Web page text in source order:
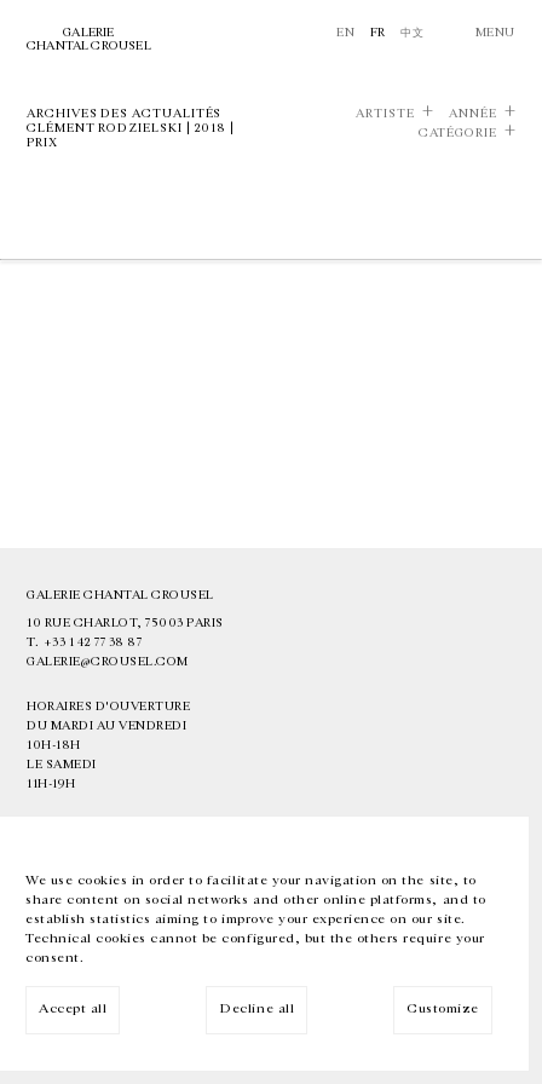
We use cookies in order to facilitate your navigation on the site, to
share content on social networks and other online platforms, and to
establish statistics aiming to improve your experience on our site.
Technical cookies cannot be configured, but the others require your
consent.
Accept all Decline all Customize
GALERIE
CHANTAL CROUSEL
EN FR 中文 MENU
ARCHIVES DES ACTUALITÉS
CLÉMENT RODZIELSKI | 2018 |
PRIX
ARTISTE
ANNÉE
CATÉGORIE
GALERIE CHANTAL CROUSEL
10 RUE CHARLOT, 75003 PARIS
T. +33 1 42 77 38 87
GALERIE@CROUSEL.COM
HORAIRES D'OUVERTURE
DU MARDI AU VENDREDI
10H-18H
LE SAMEDI
11H-19H
EN FR 中文 Facebook Instagram
Inscrivez-vous à notre newsletter